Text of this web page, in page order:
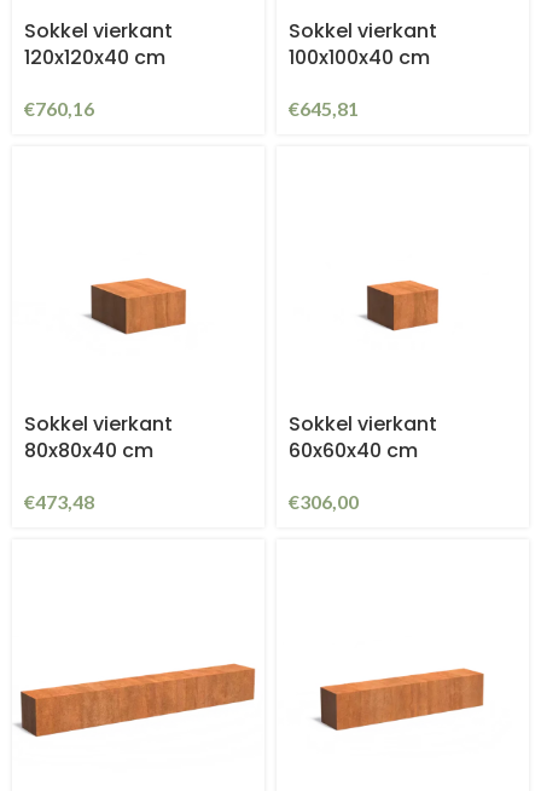
Sokkel vierkant
120x120x40 cm
€760,16
Sokkel vierkant
100x100x40 cm
€645,81
Sokkel vierkant
80x80x40 cm
€473,48
Sokkel vierkant
60x60x40 cm
€306,00